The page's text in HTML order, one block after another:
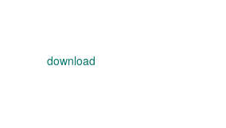
download